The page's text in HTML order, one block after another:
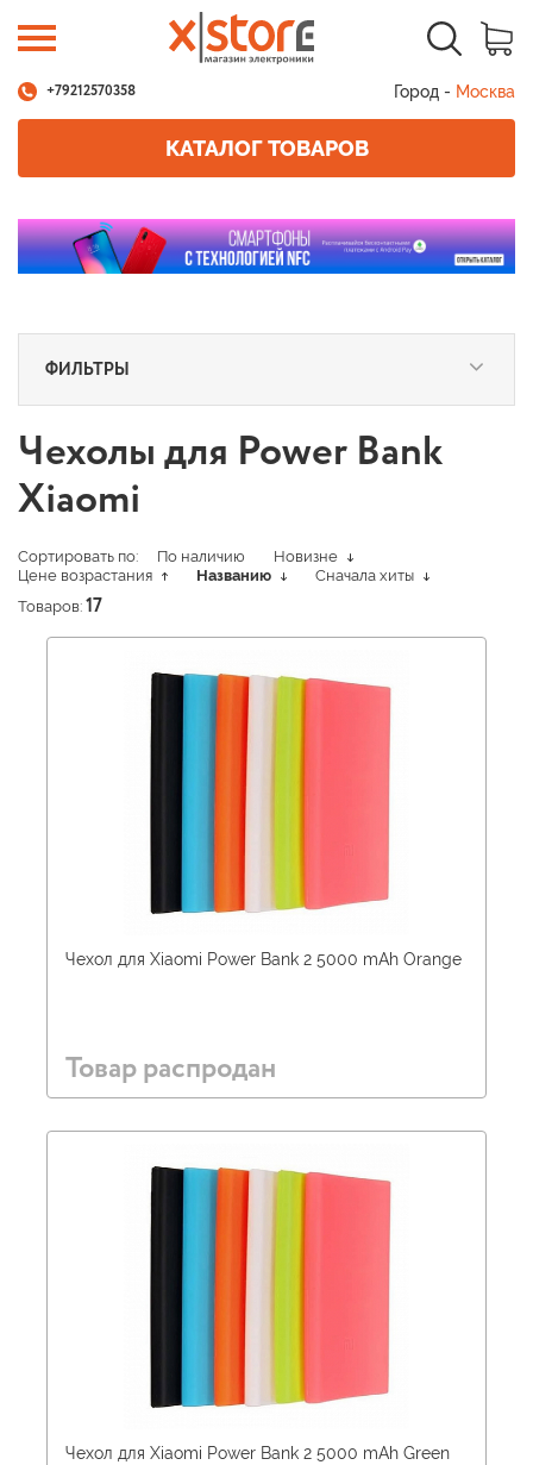
+79212570358 Город - Москва
КАТАЛОГ ТОВАРОВ
ФИЛЬТРЫ
Чехолы для Power Bank
Xiaomi
Сортировать по: По наличию
Новизне
Цене возрастания
Названию
Сначала хиты
Товаров: 17
Чехол для Xiaomi Power Bank 2 5000 mAh Orange
Товар распродан
Чехол для Xiaomi Power Bank 2 5000 mAh Green